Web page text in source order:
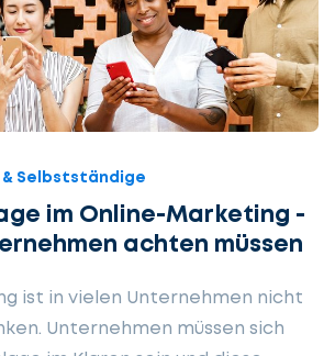
& Selbstständige
im Online-Marketing -
achten müssen
ist in vielen Unternehmen nicht
Unternehmen müssen sich